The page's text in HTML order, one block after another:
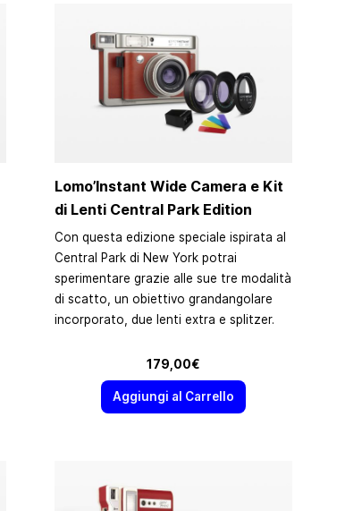
Lomo’Instant Wide Camera e Kit
di Lenti Central Park Edition
Con questa edizione speciale ispirata al
Central Park di New York potrai
sperimentare grazie alle sue tre modalità
di scatto, un obiettivo grandangolare
incorporato, due lenti extra e splitzer.
179,00€
Aggiungi al Carrello